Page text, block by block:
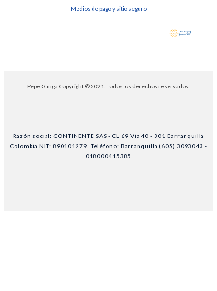
Medios de pago y sitio seguro
Pepe Ganga Copyright © 2021. Todos los derechos reservados.
Razón social: CONTINENTE SAS - CL 69 Via 40 - 301 Barranquilla
Colombia NIT: 890101279. Teléfono: Barranquilla (605) 3093043 -
018000415385